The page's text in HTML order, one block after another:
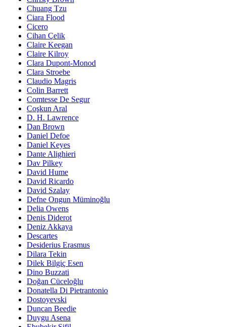
Chuang Tzu
Ciara Flood
Cicero
Cihan Çelik
Claire Keegan
Claire Kilroy
Clara Dupont-Monod
Clara Stroebe
Claudio Magris
Colin Barrett
Comtesse De Segur
Coşkun Aral
D. H. Lawrence
Dan Brown
Daniel Defoe
Daniel Keyes
Dante Alighieri
Dav Pilkey
David Hume
David Ricardo
David Szalay
Defne Ongun Müminoğlu
Delia Owens
Denis Diderot
Deniz Akkaya
Descartes
Desiderius Erasmus
Dilara Tekin
Dilek Bilgiç Esen
Dino Buzzati
Doğan Cüceloğlu
Donatella Di Pietrantonio
Dostoyevski
Duncan Beedie
Duygu Asena